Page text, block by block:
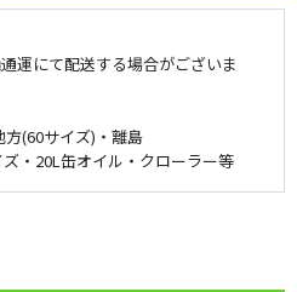
運にて配送する場合がございま
(60サイズ)・離島
・20L缶オイル・クローラー等